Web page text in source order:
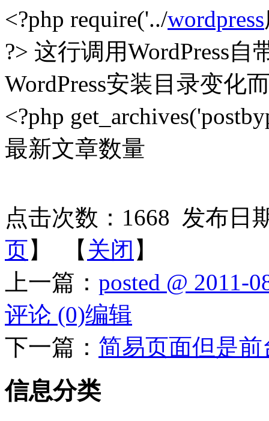
<?php require('../wordpress
?> 这行调用WordPress
WordPress安装目录变
<?php
最新文章数量
点击次数： 1668 发布日
页】 【 关闭 】
上一篇： posted @ 2011-
评论 (0)编辑
下一篇： 简易页面但是
信息分类